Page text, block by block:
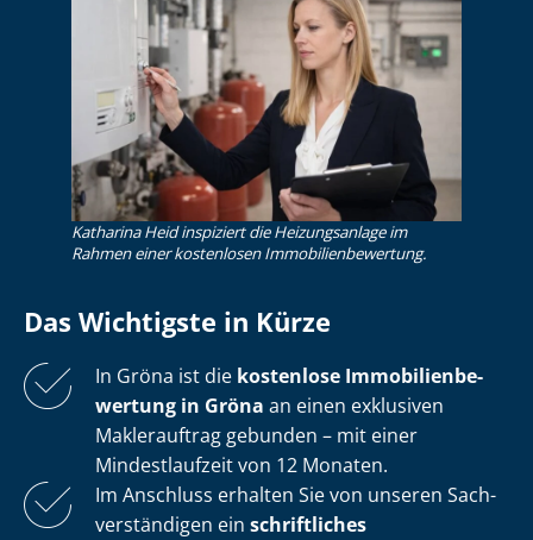
Katharina Heid inspiziert die Heizungsanlage im
Rahmen einer kostenlosen Im­mo­bi­li­en­be­wer­tung.
Das Wichtigste in Kürze
In Gröna ist die kostenlose Im­mo­bi­li­en­be­
wer­tung in Gröna an einen exklusiven
Maklerauftrag gebunden – mit einer
Mindestlaufzeit von 12 Monaten.
Im Anschluss erhalten Sie von unseren Sach­
ver­stän­di­gen ein schriftliches